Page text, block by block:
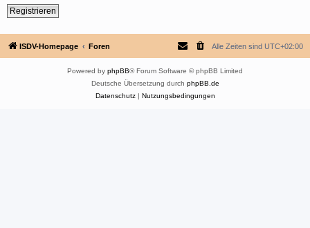
Registrieren
ISDV-Homepage Foren Alle Zeiten sind UTC+02:00
Powered by phpBB® Forum Software © phpBB Limited
Deutsche Übersetzung durch phpBB.de
Datenschutz| Nutzungsbedingungen